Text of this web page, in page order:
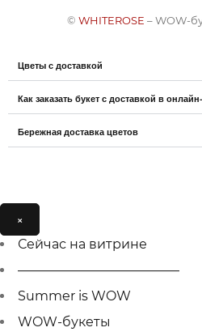
© WHITEROSE – WOW-
Цветы с доставкой
Как заказать букет с доставкой в
Бережная доставка цветов
×
Сейчас на витрине
————————————–
Summer is WOW
WOW-букеты